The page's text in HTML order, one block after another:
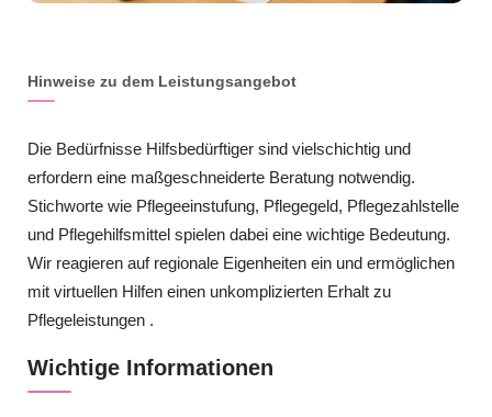
Hinweise zu dem Leistungsangebot
Die Bedürfnisse Hilfsbedürftiger sind vielschichtig und
erfordern eine maßgeschneiderte Beratung notwendig.
Stichworte wie Pflegeeinstufung, Pflegegeld, Pflegezahlstelle
und Pflegehilfsmittel spielen dabei eine wichtige Bedeutung.
Wir reagieren auf regionale Eigenheiten ein und ermöglichen
mit virtuellen Hilfen einen unkomplizierten Erhalt zu
Pflegeleistungen .
Wichtige Informationen